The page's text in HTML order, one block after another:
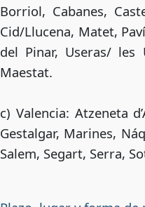
Borriol, Cabanes,
Cid/Llucena, Matet,
del Pinar, Useras/ les
Maestat.
c) Valencia: Atzeneta
Gestalgar, Marines,
Salem, Segart, Serra,